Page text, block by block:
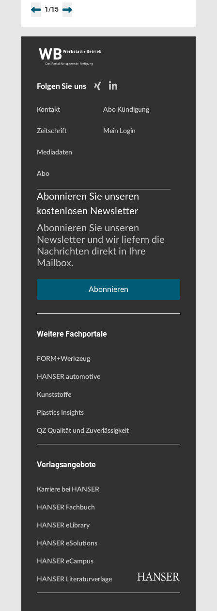
Span
1/15
Folgen Sie uns
Kontakt
Zeitschrift
Mediadaten
Abo
Abo Kündigung
Mein Login
Abonnieren Sie unseren
kostenlosen Newsletter
Abonnieren Sie unseren
Newsletter und wir liefern die
Nachrichten direkt in Ihre
Mailbox.
Abonnieren
Weitere Fachportale
FORM+Werkzeug
HANSER automotive
Kunststoffe
Plastics Insights
QZ Qualität und Zuverlässigkeit
Verlagsangebote
Karriere bei HANSER
HANSER Fachbuch
HANSER eLibrary
HANSER eSolutions
HANSER eCampus
HANSER Literaturverlage